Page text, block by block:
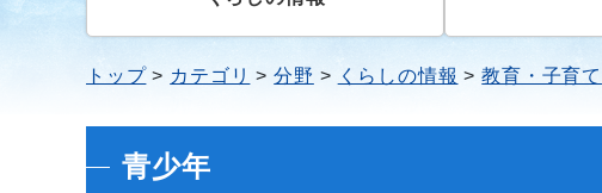
トップ カテゴリ 分野 くらしの情報 教育・子育て
青少年